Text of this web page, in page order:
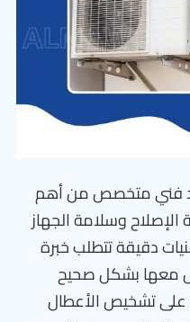
يد فني متخصص من أهم
وسلامة الجهاز
دقيقة تتطلب خبرة
معها بشكل صحيح
على تشخيص الأعطال